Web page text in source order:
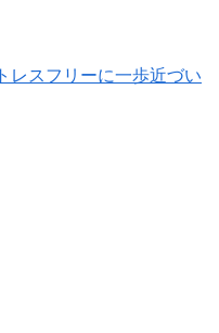
レスフリーに一歩近づい